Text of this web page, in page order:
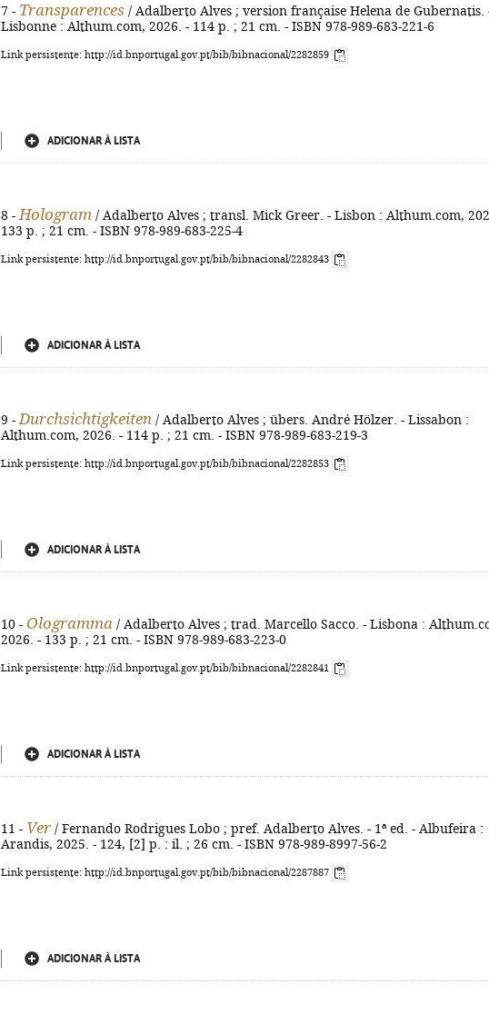
7 - Transparences / Adalberto Alves ; version française Helena de Gubernatis.
Lisbonne : Althum.com, 2026. - 114 p. ; 21 cm. - ISBN 978-989-683-221-6
Link persistente: http://id.bnportugal.gov.pt/bib/bibnacional/2282859
ADICIONAR À LISTA
8 - Hologram / Adalberto Alves ; transl. Mick Greer. - Lisbon : Althum.com,
133 p. ; 21 cm. - ISBN 978-989-683-225-4
Link persistente: http://id.bnportugal.gov.pt/bib/bibnacional/2282843
ADICIONAR À LISTA
9 - Durchsichtigkeiten / Adalberto Alves ; übers. André Hölzer. - Lissabon :
Althum.com, 2026. - 114 p. ; 21 cm. - ISBN 978-989-683-219-3
Link persistente: http://id.bnportugal.gov.pt/bib/bibnacional/2282853
ADICIONAR À LISTA
10 - Ologramma / Adalberto Alves ; trad. Marcello Sacco. - Lisbona :
2026. - 133 p. ; 21 cm. - ISBN 978-989-683-223-0
Link persistente: http://id.bnportugal.gov.pt/bib/bibnacional/2282841
ADICIONAR À LISTA
11 - Ver / Fernando Rodrigues Lobo ; pref. Adalberto Alves. - 1ª ed. - Albufeira :
Arandis, 2025. - 124, [2] p. : il. ; 26 cm. - ISBN 978-989-8997-56-2
Link persistente: http://id.bnportugal.gov.pt/bib/bibnacional/2287887
ADICIONAR À LISTA